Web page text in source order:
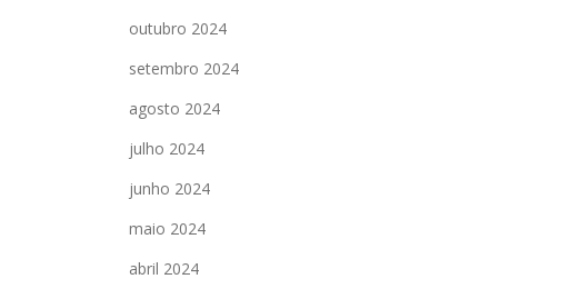
outubro 2024
setembro 2024
agosto 2024
julho 2024
junho 2024
maio 2024
abril 2024